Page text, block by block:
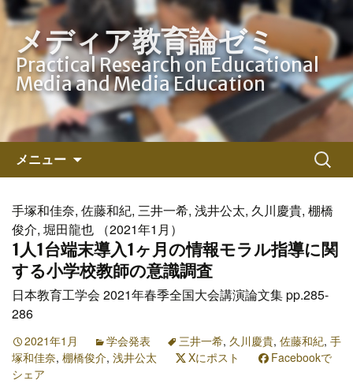
メディア教育論ゼミ
Practical Research on Educational
Media and Media Education
メニュー
ン
ツ
へ
ス
キ
ッ
検
索:
手塚和佳奈, 佐藤和紀, 三井一希, 浅井公太, 久川慶貴, 棚橋
俊介, 堀田龍也 （2021年1月）
1人1台端末導入1ヶ月の情報モラル指導に関
する小学校教師の意識調査
日本教育工学会 2021年春季全国大会講演論文集 pp.285-
286
2021年1月 学会発表 三井一希, 久川慶貴, 佐藤和紀, 手
塚和佳奈, 棚橋俊介, 浅井公太 Xにポスト
Facebookで
シェア